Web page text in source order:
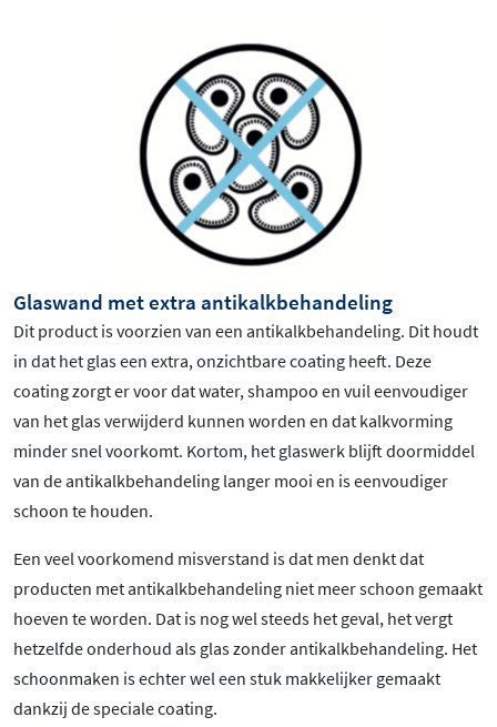
Glaswand met extra antikalkbehandeling
Dit product is voorzien van een antikalkbehandeling. Dit houdt
in dat het glas een extra, onzichtbare coating heeft. Deze
coating zorgt er voor dat water, shampoo en vuil eenvoudiger
van het glas verwijderd kunnen worden en dat kalkvorming
minder snel voorkomt. Kortom, het glaswerk blijft doormiddel
van de antikalkbehandeling langer mooi en is eenvoudiger
schoon te houden.
Een veel voorkomend misverstand is dat men denkt dat
producten met antikalkbehandeling niet meer schoon gemaakt
hoeven te worden. Dat is nog wel steeds het geval, het vergt
hetzelfde onderhoud als glas zonder antikalkbehandeling. Het
schoonmaken is echter wel een stuk makkelijker gemaakt
dankzij de speciale coating.